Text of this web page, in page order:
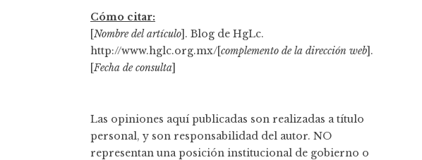
Cómo citar:
[Nombre del artículo]. Blog de HgLc.
http://www.hglc.org.mx/[complemento de la dirección web].
[Fecha de consulta]
Las opiniones aquí publicadas son realizadas a título
personal, y son responsabilidad del autor. NO
representan una posición institucional de gobierno o